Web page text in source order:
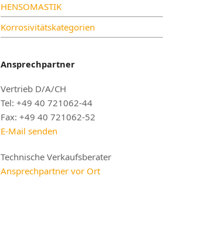
HENSOMASTIK
Korrosivitätskategorien
Ansprechpartner
Vertrieb D/A/CH
Tel: +49 40 721062-44
Fax: +49 40 721062-52
E-Mail senden
Technische Verkaufsberater
Ansprechpartner vor Ort